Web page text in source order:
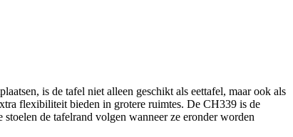
is de tafel niet alleen geschikt als eettafel, maar ook als
flexibiliteit bieden in grotere ruimtes. De CH339 is de
de tafelrand volgen wanneer ze eronder worden